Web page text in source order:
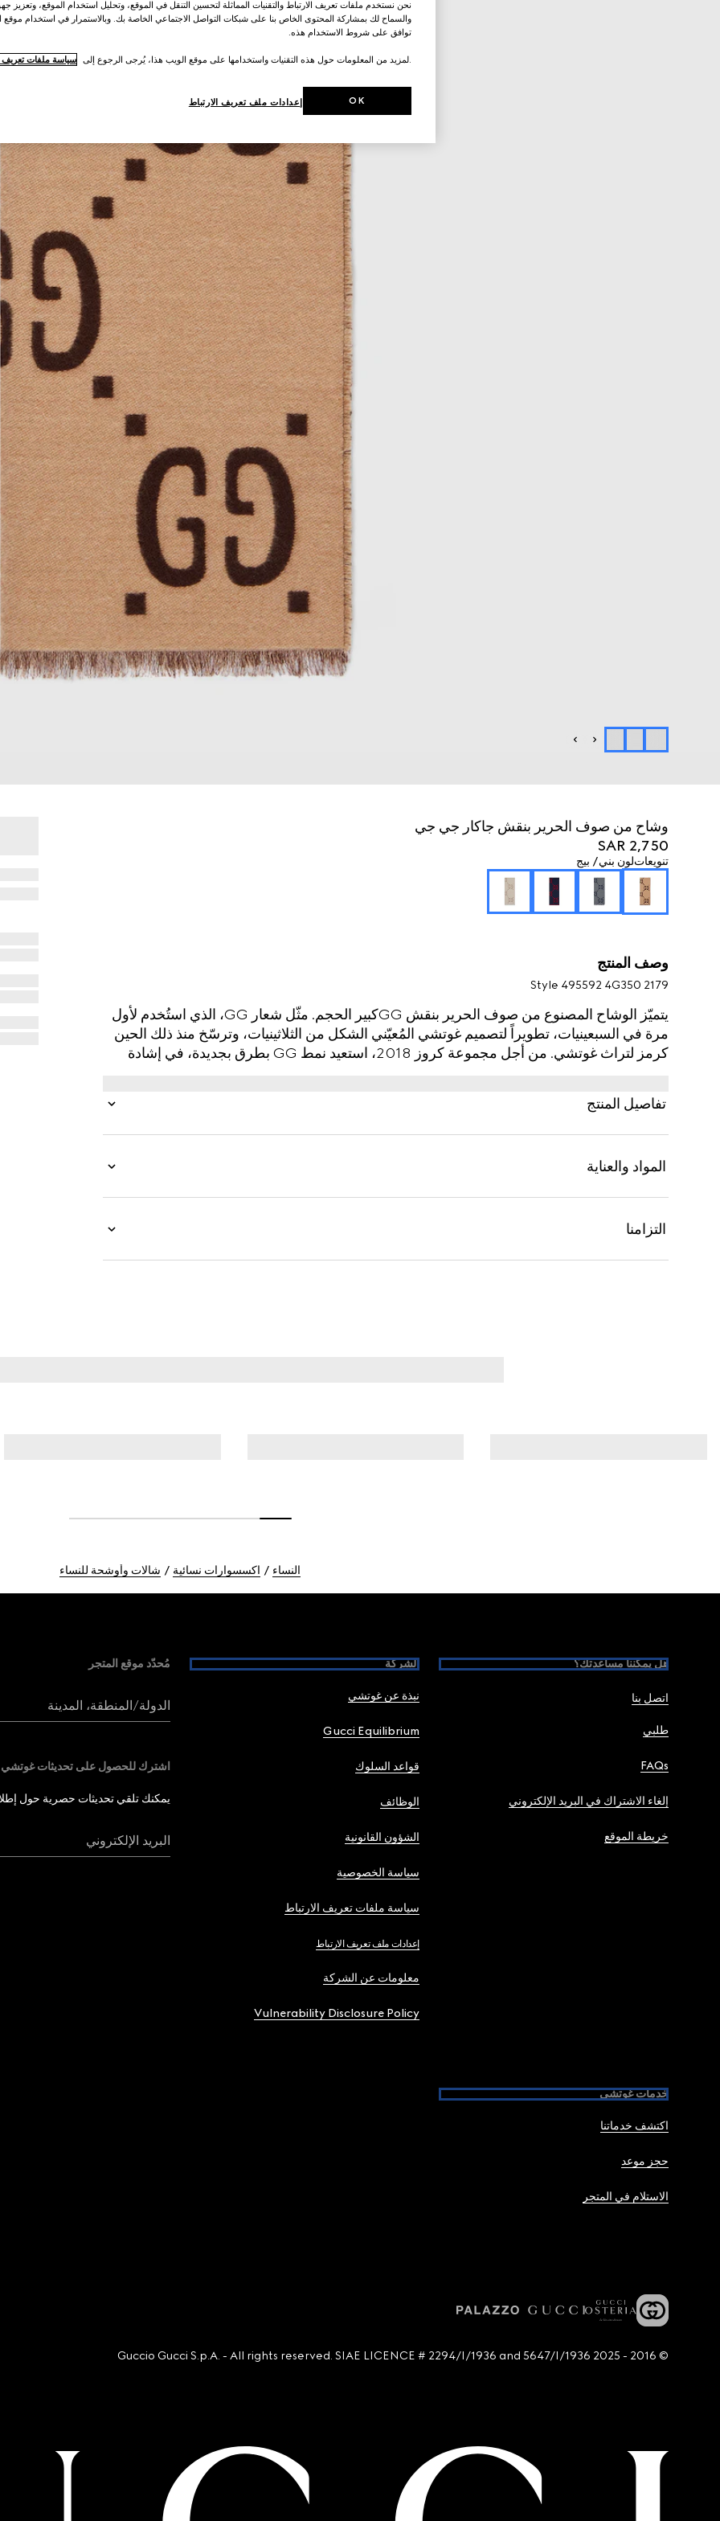
وشاح من صوف الحرير بنقش جاكار جي جي
SAR 2,750
تنويعاتلون بني/ بيج
وصف المنتج
Style ‎495592 4G350 2179
يتميّز الوشاح المصنوع من صوف الحرير بنقش GGكبير الحجم. مثّل شعار GG، الذي استُخدم لأول
مرة في السبعينيات، تطويراً لتصميم غوتشي المُعيّني الشكل من الثلاثينيات، وترسّخ منذ ذلك الحين
كرمز لتراث غوتشي. من أجل مجموعة كروز 2018، استعيد نمط GG بطرق بجديدة، في إشادة
تفاصيل المنتج
المواد والعناية
التزامنا
النساء اكسسوارات نسائية شالات وأوشحة للنساء
هل يمكننا مساعدتك؟
اتصل بنا
طلبي
FAQs
إلغاء الاشتراك في البريد الإلكتروني
خريطة الموقع
الشركة
نبذة عن غوتشي
Gucci Equilibrium
قواعد السلوك
الوظائف
الشؤون القانونية
سياسة الخصوصية
سياسة ملفات تعريف الارتباط
إعدادات ملف تعريف الارتباط
معلومات عن الشركة
Vulnerability Disclosure Policy
خدمات غوتشي
اكتشف خدماتنا
حجز موعد
الاستلام في المتجر
مُحدّد موقع المتجر
الدولة/المنطقة، المدينة
اشترك للحصول على تحديثات غوتشي
يمكنك تلقي تحديثات حصرية حول
البريد الإلكتروني
© 2016 - 2025 Guccio Gucci S.p.A. - All rights reserved. SIAE LICENCE # 2294/I/1936 and 5647/I/1936
نحن نستخدم ملفات تعريف الارتباط والتقنيات المماثلة لتحسين التنقل في الموقع، وتحليل استخدام الموقع، وتعزيز
والسماح لك بمشاركة المحتوى الخاص بنا على شبكات التواصل الاجتماعي الخاصة بك. وبالاستمرار في استخدام موقع
توافق على شروط الاستخدام هذه.
.لمزيد من المعلومات حول هذه التقنيات واستخدامها على موقع الويب هذا، يُرجى الرجوع إلى سياسة ملفات تعريف
إعدادات ملف تعريف الارتباط OK